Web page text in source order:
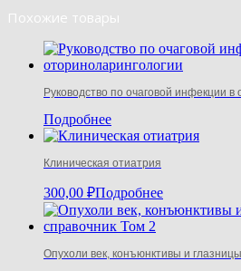
Похожие товары
Руководство по очаговой инфекции в
Подробнее
Клиническая отиатрия
300,00 ₽Подробнее
Опухоли век, конъюнктивы и